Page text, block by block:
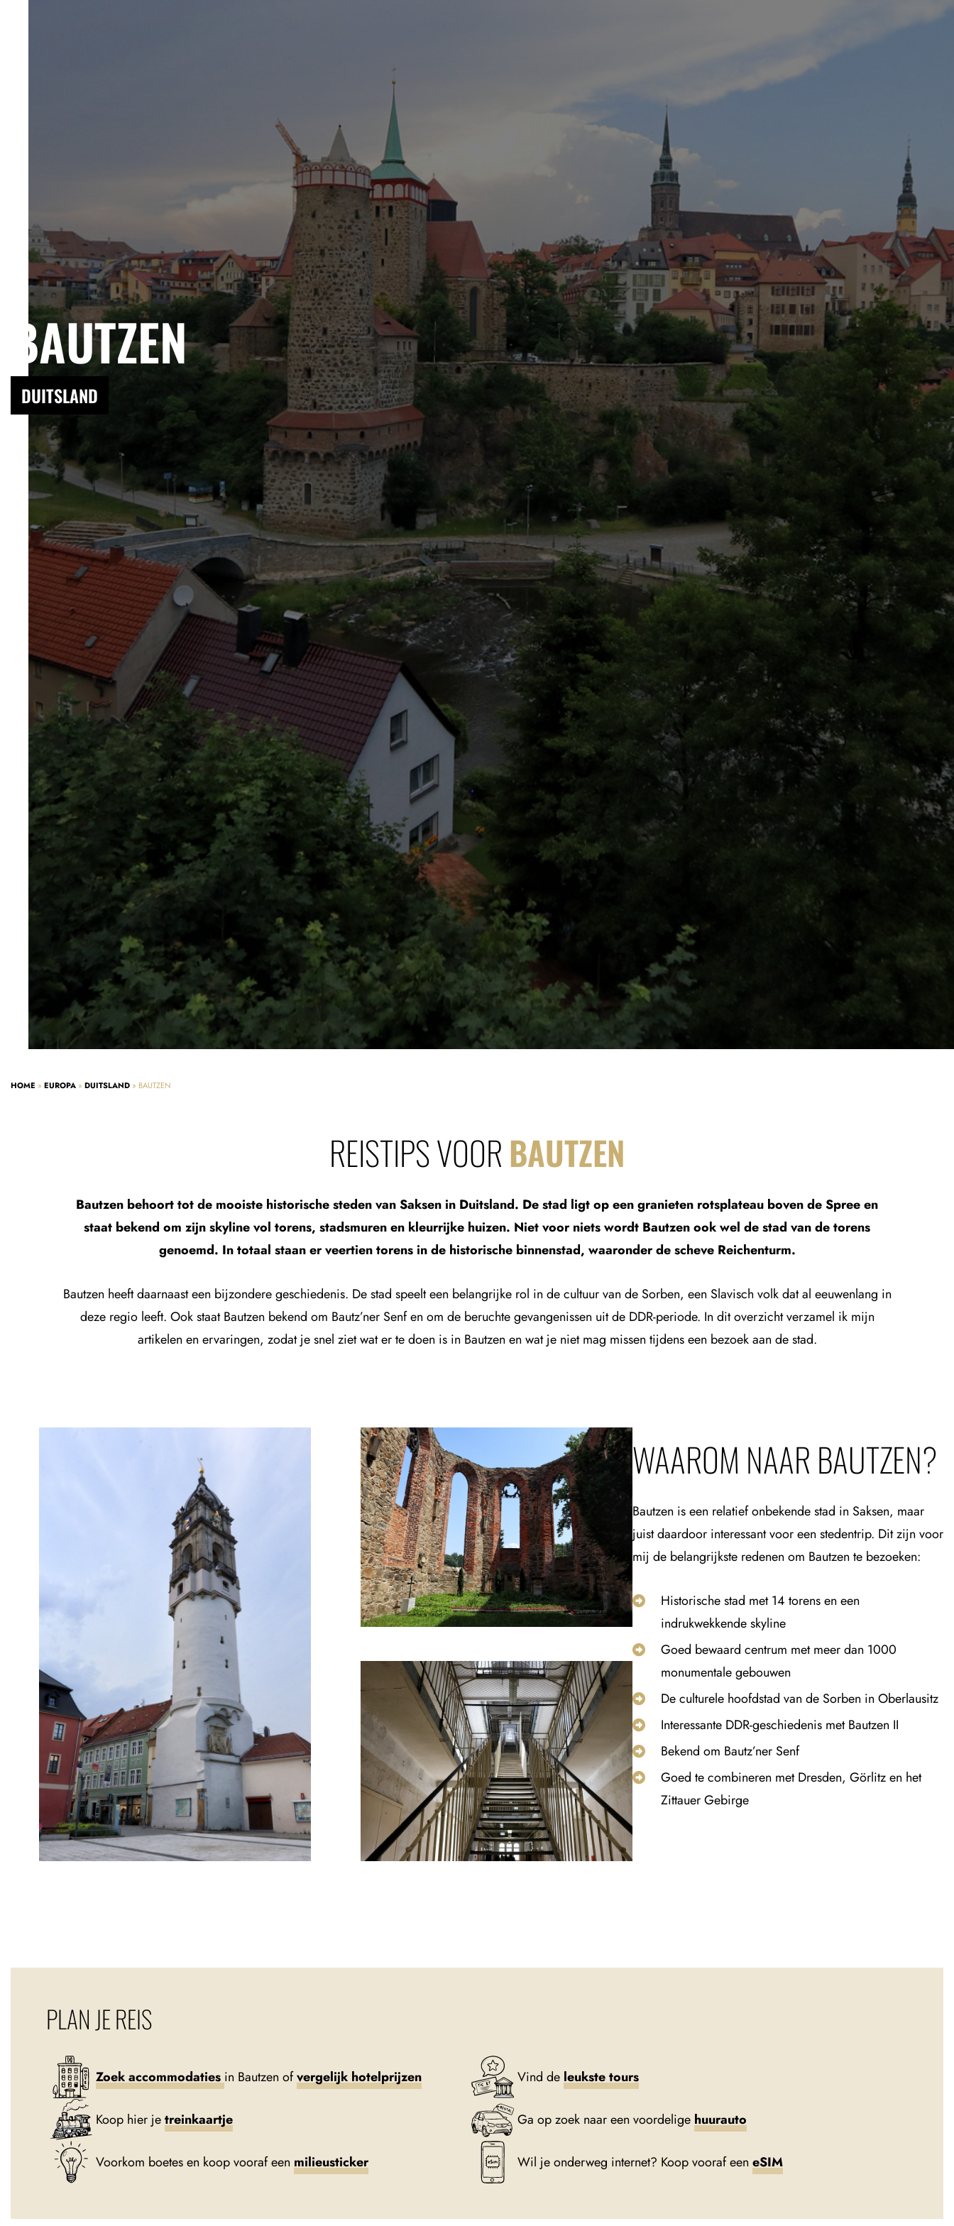
BAUTZEN
DUITSLAND
HOME » EUROPA » DUITSLAND » BAUTZEN
REISTIPS VOORBAUTZEN
Bautzen behoort tot de mooiste historische steden van Saksen in Duitsland. De stad ligt op een granieten rotsplateau boven de Spree en
staat bekend om zijn skyline vol torens, stadsmuren en kleurrijke huizen. Niet voor niets wordt Bautzen ook wel de stad van de torens
genoemd. In totaal staan er veertien torens in de historische binnenstad, waaronder de scheve Reichenturm.
Bautzen heeft daarnaast een bijzondere geschiedenis. De stad speelt een belangrijke rol in de cultuur van de Sorben, een Slavisch volk dat al eeuwenlang in
deze regio leeft. Ook staat Bautzen bekend om Bautz’ner Senf en om de beruchte gevangenissen uit de DDR-periode. In dit overzicht verzamel ik mijn
artikelen en ervaringen, zodat je snel ziet wat er te doen is in Bautzen en wat je niet mag missen tijdens een bezoek aan de stad.
WAAROM NAAR BAUTZEN?
Bautzen is een relatief onbekende stad in Saksen, maar
juist daardoor interessant voor een stedentrip. Dit zijn voor
mij de belangrijkste redenen om Bautzen te bezoeken:
Historische stad met 14 torens en een
indrukwekkende skyline
Goed bewaard centrum met meer dan 1000
monumentale gebouwen
De culturele hoofdstad van de Sorben in Oberlausitz
Interessante DDR-geschiedenis met Bautzen II
Bekend om Bautz’ner Senf
Goed te combineren met Dresden, Görlitz en het
Zittauer Gebirge
PLAN JE REIS
Zoek accommodaties in Bautzen ofvergelijk hotelprijzen Vind de leukste tours
Koop hier jetreinkaartje Ga op zoek naar een voordelige huurauto
Voorkom boetes en koop vooraf een milieusticker Wil je onderweg internet? Koop vooraf een eSIM